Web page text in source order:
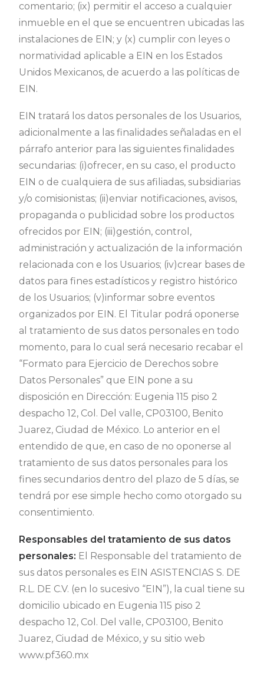
comentario; (ix) permitir el acceso a cualquier
inmueble en el que se encuentren ubicadas las
instalaciones de EIN; y (x) cumplir con leyes o
normatividad aplicable a EIN en los Estados
Unidos Mexicanos, de acuerdo a las políticas de
EIN.
EIN tratará los datos personales de los Usuarios,
adicionalmente a las finalidades señaladas en el
párrafo anterior para las siguientes finalidades
secundarias: (i)ofrecer, en su caso, el producto
EIN o de cualquiera de sus afiliadas, subsidiarias
y/o comisionistas; (ii)enviar notificaciones, avisos,
propaganda o publicidad sobre los productos
ofrecidos por EIN; (iii)gestión, control,
administración y actualización de la información
relacionada con e los Usuarios; (iv)crear bases de
datos para fines estadísticos y registro histórico
de los Usuarios; (v)informar sobre eventos
organizados por EIN. El Titular podrá oponerse
al tratamiento de sus datos personales en todo
momento, para lo cual será necesario recabar el
“Formato para Ejercicio de Derechos sobre
Datos Personales” que EIN pone a su
disposición en Dirección: Eugenia 115 piso 2
despacho 12, Col. Del valle, CP03100, Benito
Juarez, Ciudad de México. Lo anterior en el
entendido de que, en caso de no oponerse al
tratamiento de sus datos personales para los
fines secundarios dentro del plazo de 5 días, se
tendrá por ese simple hecho como otorgado su
consentimiento.
Responsables del tratamiento de sus datos
personales: El Responsable del tratamiento de
sus datos personales es EIN ASISTENCIAS S. DE
R.L. DE C.V. (en lo sucesivo “EIN”), la cual tiene su
domicilio ubicado en Eugenia 115 piso 2
despacho 12, Col. Del valle, CP03100, Benito
Juarez, Ciudad de México, y su sitio web
www.pf360.mx